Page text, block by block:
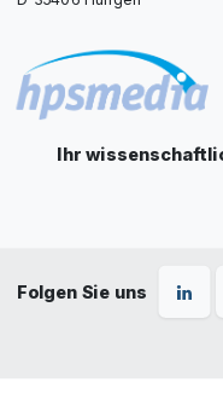
Ihr
Folgen Sie uns